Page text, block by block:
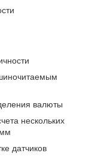
валюты
нескольких
датчиков